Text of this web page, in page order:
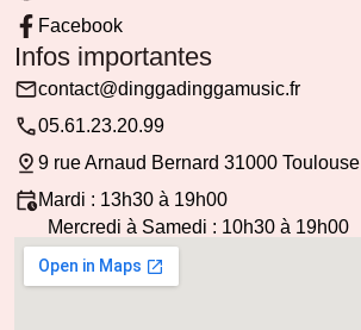
Facebook
Infos importantes
contact@dinggadinggamusic.fr
05.61.23.20.99
9 rue Arnaud Bernard 31000 Toulouse
Mardi : 13h30 à 19h00
Mercredi à Samedi : 10h30 à 19h00